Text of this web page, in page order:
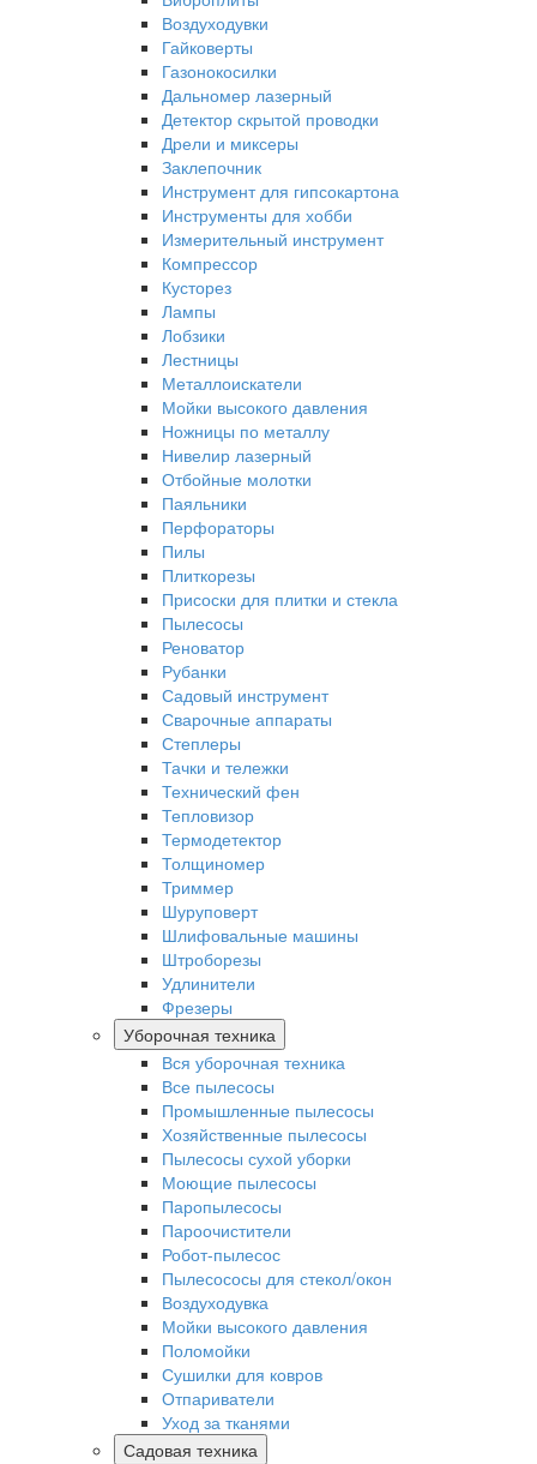
Воздуходувки
Гайковерты
Газонокосилки
Дальномер лазерный
Детектор скрытой проводки
Дрели и миксеры
Заклепочник
Инструмент для гипсокартона
Инструменты для хобби
Измерительный инструмент
Компрессор
Кусторез
Лампы
Лобзики
Лестницы
Металлоискатели
Мойки высокого давления
Ножницы по металлу
Нивелир лазерный
Отбойные молотки
Паяльники
Перфораторы
Пилы
Плиткорезы
Присоски для плитки и стекла
Пылесосы
Реноватор
Рубанки
Садовый инструмент
Сварочные аппараты
Степлеры
Тачки и тележки
Технический фен
Тепловизор
Термодетектор
Толщиномер
Триммер
Шуруповерт
Шлифовальные машины
Штроборезы
Удлинители
Фрезеры
Уборочная техника
Вся уборочная техника
Все пылесосы
Промышленные пылесосы
Хозяйственные пылесосы
Пылесосы сухой уборки
Моющие пылесосы
Паропылесосы
Пароочистители
Робот-пылесос
Пылесососы для стекол/окон
Воздуходувка
Мойки высокого давления
Поломойки
Сушилки для ковров
Отпариватели
Уход за тканями
Садовая техника